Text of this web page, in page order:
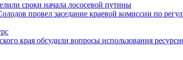
сроки начала лососевой путины
провел заседание краевой комиссии по
края обсудили вопросы использования